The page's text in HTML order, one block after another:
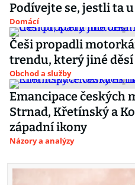
Podívejte se, jestli ta
Domácí
Češi propadli
trendu, který jiné děsí
Obchod a služby
Emancipace českých
Strnad, Křetínský a
západní ikony
Názory a analýzy